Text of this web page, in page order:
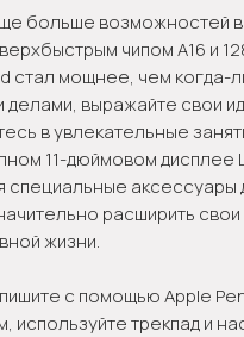
больше возможностей
чипом A16 и
стал мощнее, чем когда-
выражайте свои
в увлекательные
11-дюймовом дисплее
специальные аксессуары
расширить
жизни.
с помощью Apple
используйте трекпад и